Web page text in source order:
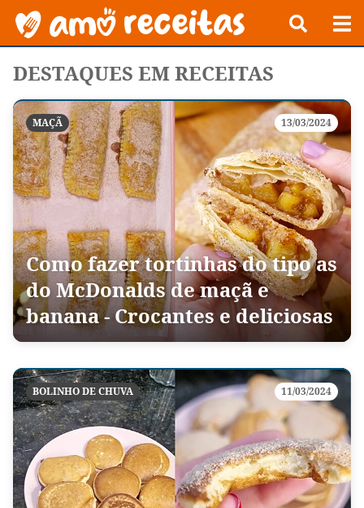
DESTAQUES EM RECEITAS
MAÇÃ 13/03/2024
Como fazer tortinhas do tipo as
do McDonalds de maçã e
banana - Crocantes e deliciosas
BOLINHO DE CHUVA 11/03/2024